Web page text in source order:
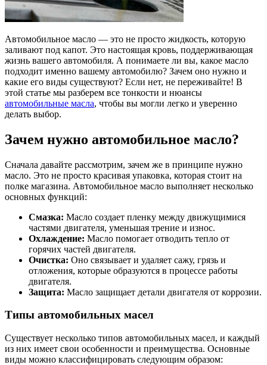
Автомобильное масло — это не просто жидкость, которую
заливают под капот. Это настоящая кровь, поддерживающая
жизнь вашего автомобиля. А понимаете ли вы, какое масло
подходит именно вашему автомобилю? Зачем оно нужно и
какие его виды существуют? Если нет, не переживайте! В
этой статье мы разберем все тонкости и нюансы
автомобильные масла, чтобы вы могли легко и уверенно
делать выбор.
Зачем нужно автомобильное масло?
Сначала давайте рассмотрим, зачем же в принципе нужно
масло. Это не просто красивая упаковка, которая стоит на
полке магазина. Автомобильное масло выполняет несколько
основных функций:
Смазка: Масло создает пленку между движущимися
частями двигателя, уменьшая трение и износ.
Охлаждение: Масло помогает отводить тепло от
горячих частей двигателя.
Очистка: Оно связывает и удаляет сажу, грязь и
отложения, которые образуются в процессе работы
двигателя.
Защита: Масло защищает детали двигателя от коррозии.
Типы автомобильных масел
Существует несколько типов автомобильных масел, и каждый
из них имеет свои особенности и преимущества. Основные
виды можно классифицировать следующим образом: